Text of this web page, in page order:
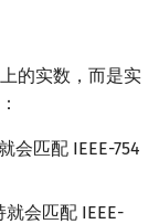
的实数，而是实
会匹配 IEEE-754
就会匹配 IEEE-